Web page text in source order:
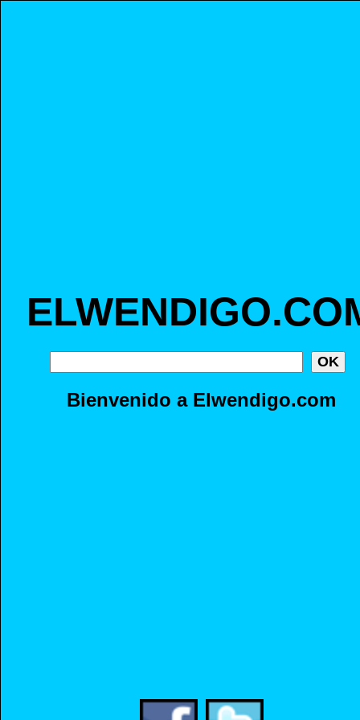
Bienvenido a Elwendigo.com